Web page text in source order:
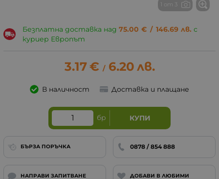
1 от 3
Безплатна доставка над 75.00 € / 146.69 лв. с
куриер Европът
3.17€ / 6.20 лв.
В наличност Доставка и плащане
бр КУПИ
БЪРЗА ПОРЪЧКА 0878 / 854 888
НАПРАВИ ЗАПИТВАНЕ ДОБАВИ В ЛЮБИМИ